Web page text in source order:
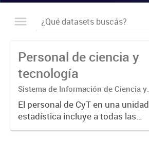
Personal de ciencia y
tecnología
Sistema de Información de Ciencia y
Tecnología Argentino (SICYTAR)
El personal de CyT en una unidad
estadística incluye a todas las
personas involucradas